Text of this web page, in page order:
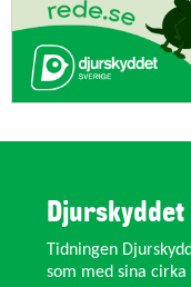
Tidningen
som med sina